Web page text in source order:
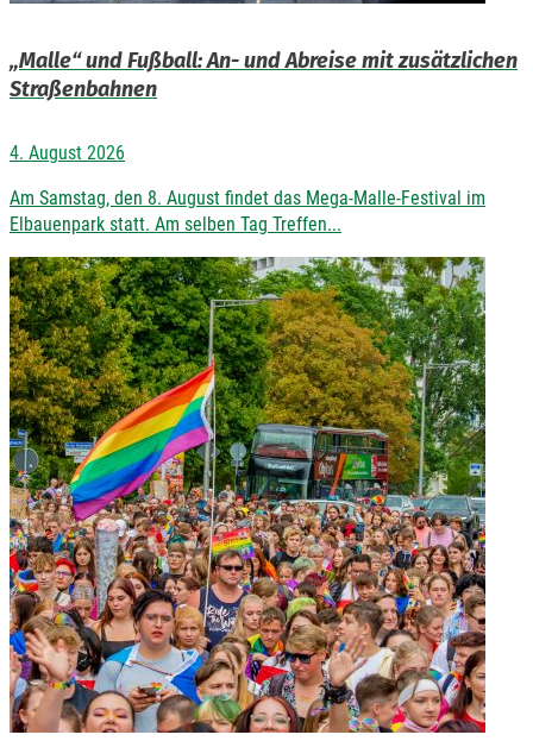
„Malle“ und Fußball: An- und Abreise mit zusätzlichen
Straßenbahnen
4. August 2026
Am Samstag, den 8. August findet das Mega-Malle-Festival im
Elbauenpark statt. Am selben Tag Treffen...